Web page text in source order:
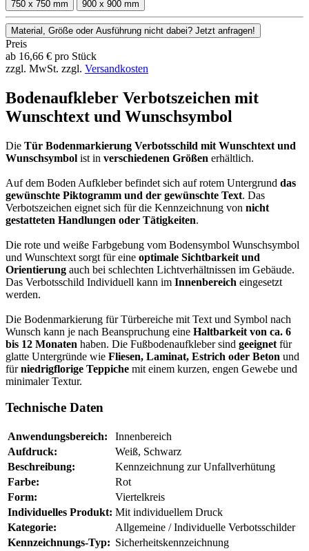
750 x 750 mm 900 x 900 mm
Material, Größe oder Ausführung nicht dabei? Jetzt anfragen!
Preis
ab 16,66 € pro Stück
zzgl. MwSt. zzgl. Versandkosten
Bodenaufkleber Verbotszeichen mit
Wunschtext und Wunschsymbol
Die Tür Bodenmarkierung Verbotsschild mit Wunschtext und
Wunschsymbol ist in verschiedenen Größen erhältlich.
Auf dem Boden Aufkleber befindet sich auf rotem Untergrund das
gewünschte Piktogramm und der gewünschte Text. Das
Verbotszeichen eignet sich für die Kennzeichnung von nicht
gestatteten Handlungen oder Tätigkeiten.
Die rote und weiße Farbgebung vom Bodensymbol Wunschsymbol
und Wunschtext sorgt für eine optimale Sichtbarkeit und
Orientierung auch bei schlechten Lichtverhältnissen im Gebäude.
Das Verbotsschild Individuell kann im Innenbereich eingesetzt
werden.
Die Bodenmarkierung für Türbereiche mit Text und Symbol nach
Wunsch kann je nach Beanspruchung eine Haltbarkeit von ca. 6
bis 12 Monaten haben. Die Fußbodenaufkleber sind geeignet für
glatte Untergründe wie Fliesen, Laminat, Estrich oder Beton und
fürniedrigflorige Teppiche mit einem kurzen, engen Gewebe und
minimaler Textur.
Technische Daten
Anwendungsbereich:
Innenbereich
Aufdruck:
Weiß, Schwarz
Beschreibung:
Kennzeichnung zur Unfallverhütung
Farbe:
Rot
Form:
Viertelkreis
Individuelles Produkt: Mit individuellem Druck
Kategorie:
Allgemeine / Individuelle Verbotsschilder
Kennzeichnungs-Typ: Sicherheitskennzeichnung